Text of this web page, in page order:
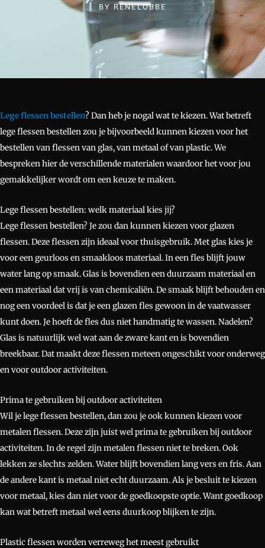
BY RENELOBBE
Lege flessen bestellen? Dan heb je nogal wat te kiezen. Wat betreft
lege flessen bestellen zou je bijvoorbeeld kunnen kiezen voor het
bestellen van flessen van glas, van metaal of van plastic. We
bespreken hier de verschillende materialen waardoor het voor jou
gemakkelijker wordt om een keuze te maken.
Lege flessen bestellen: welk materiaal kies jij?
Lege flessen bestellen? Je zou dan kunnen kiezen voor glazen
flessen. Deze flessen zijn ideaal voor thuisgebruik. Met glas kies je
voor een geurloos en smaakloos materiaal. In een fles blijft jouw
water lang op smaak. Glas is bovendien een duurzaam materiaal en
een materiaal dat vrij is van chemicaliën. De smaak blijft behouden en
nog een voordeel is dat je een glazen fles gewoon in de vaatwasser
kunt doen. Je hoeft de fles dus niet handmatig te wassen. Nadelen?
Glas is natuurlijk wel wat aan de zware kant en is bovendien
breekbaar. Dat maakt deze flessen meteen ongeschikt voor onderweg
en voor outdoor activiteiten.
Prima te gebruiken bij outdoor activiteiten
Wil je lege flessen bestellen, dan zou je ook kunnen kiezen voor
metalen flessen. Deze zijn juist wel prima te gebruiken bij outdoor
activiteiten. In de regel zijn metalen flessen niet te breken. Ook
lekken ze slechts zelden. Water blijft bovendien lang vers en fris. Aan
de andere kant is metaal niet echt duurzaam. Als je besluit te kiezen
voor metaal, kies dan niet voor de goedkoopste optie. Want goedkoop
kan wat betreft metaal wel eens duurkoop blijken te zijn.
Plastic flessen worden verreweg het meest gebruikt